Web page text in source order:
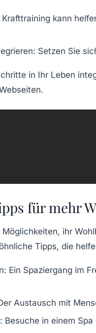
Krafttraining kann
Setzen Sie
in Ihr Leben
für mehr
ihr
Tipps, die
Ein Spaziergang im
Austausch mit
Besuche in einem